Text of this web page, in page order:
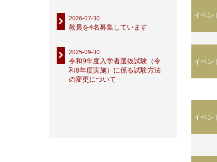
イベン
イベン
イベン
2026-07-30
教員を4名募集しています
2025-09-30
令和9年度入学者選抜試験（令
和8年度実施）に係る試験方法
の変更について